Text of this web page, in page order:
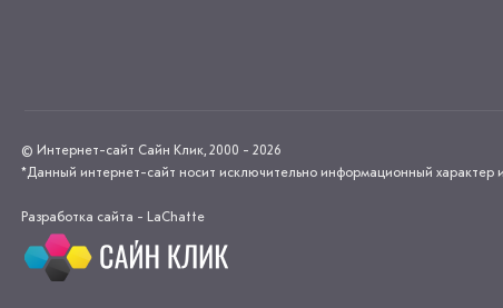
© Интернет-сайт Сайн Клик, 2000 - 2026
*Данный интернет-сайт носит исключительно информационный характер
Разработка сайта - LaChatte